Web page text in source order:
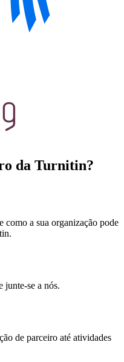
da Turnitin?
como a sua organização pode
junte-se a nós.
de parceiro até atividades